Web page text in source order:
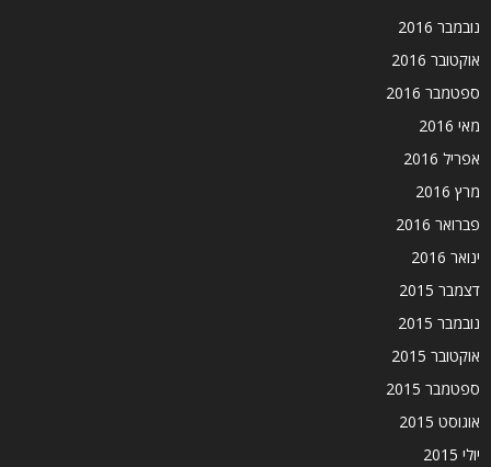
נובמבר 2016
אוקטובר 2016
ספטמבר 2016
מאי 2016
אפריל 2016
מרץ 2016
פברואר 2016
ינואר 2016
דצמבר 2015
נובמבר 2015
אוקטובר 2015
ספטמבר 2015
אוגוסט 2015
יולי 2015